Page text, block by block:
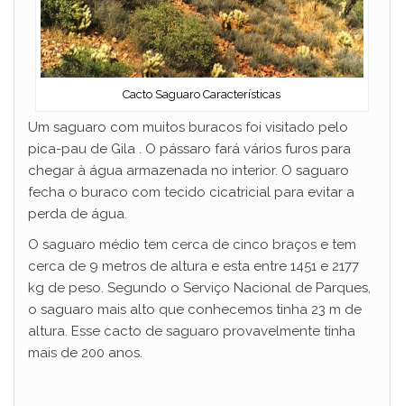
Cacto Saguaro Características
Um saguaro com muitos buracos foi visitado pelo
pica-pau de Gila . O pássaro fará vários furos para
chegar à água armazenada no interior. O saguaro
fecha o buraco com tecido cicatricial para evitar a
perda de água.
O saguaro médio tem cerca de cinco braços e tem
cerca de 9 metros de altura e esta entre 1451 e 2177
kg de peso. Segundo o Serviço Nacional de Parques,
o saguaro mais alto que conhecemos tinha 23 m de
altura. Esse cacto de saguaro provavelmente tinha
mais de 200 anos.